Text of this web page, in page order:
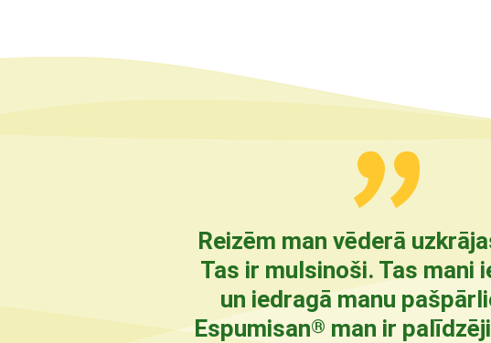
Reizēm man vēderā
Tas ir mulsinoši. Tas mani
un iedragā manu
Espumisan® man ir